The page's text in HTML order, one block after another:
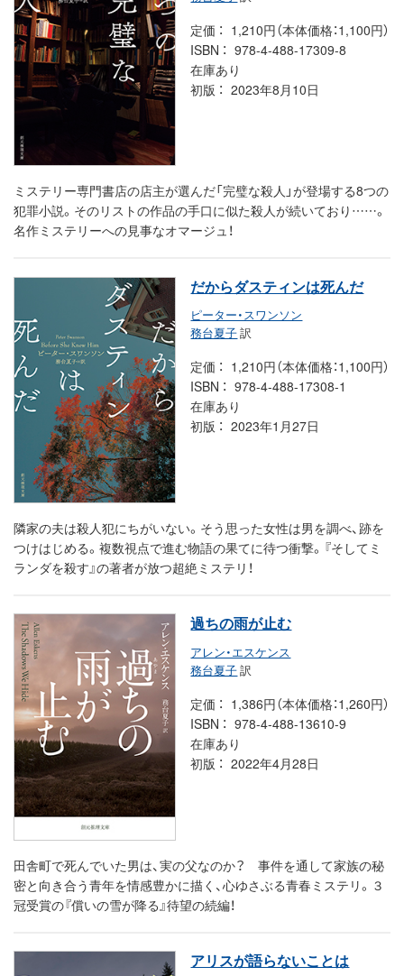
定価
1,210円（本体価格：1,100円）
ISBN
978-4-488-17309-8
在庫あり
初版
2023年8月10日
ミステリー専門書店の店主が選んだ「完璧な殺人」が登場する8つの
犯罪小説。そのリストの作品の手口に似た殺人が続いており……。
名作ミステリーへの見事なオマージュ！
だからダスティンは死んだ
ピーター・スワンソン
務台夏子訳
定価
1,210円（本体価格：1,100円）
ISBN
978-4-488-17308-1
在庫あり
初版
2023年1月27日
隣家の夫は殺人犯にちがいない。そう思った女性は男を調べ、跡を
つけはじめる。複数視点で進む物語の果てに待つ衝撃。『そしてミ
ランダを殺す』の著者が放つ超絶ミステリ！
過ちの雨が止む
アレン・エスケンス
務台夏子訳
定価
1,386円（本体価格：1,260円）
ISBN
978-4-488-13610-9
在庫あり
初版
2022年4月28日
田舎町で死んでいた男は、実の父なのか？ 事件を通して家族の秘
密と向き合う青年を情感豊かに描く、心ゆさぶる青春ミステリ。３
冠受賞の『償いの雪が降る』待望の続編！
アリスが語らないことは